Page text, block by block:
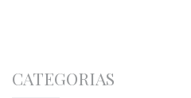
CATEGORIAS